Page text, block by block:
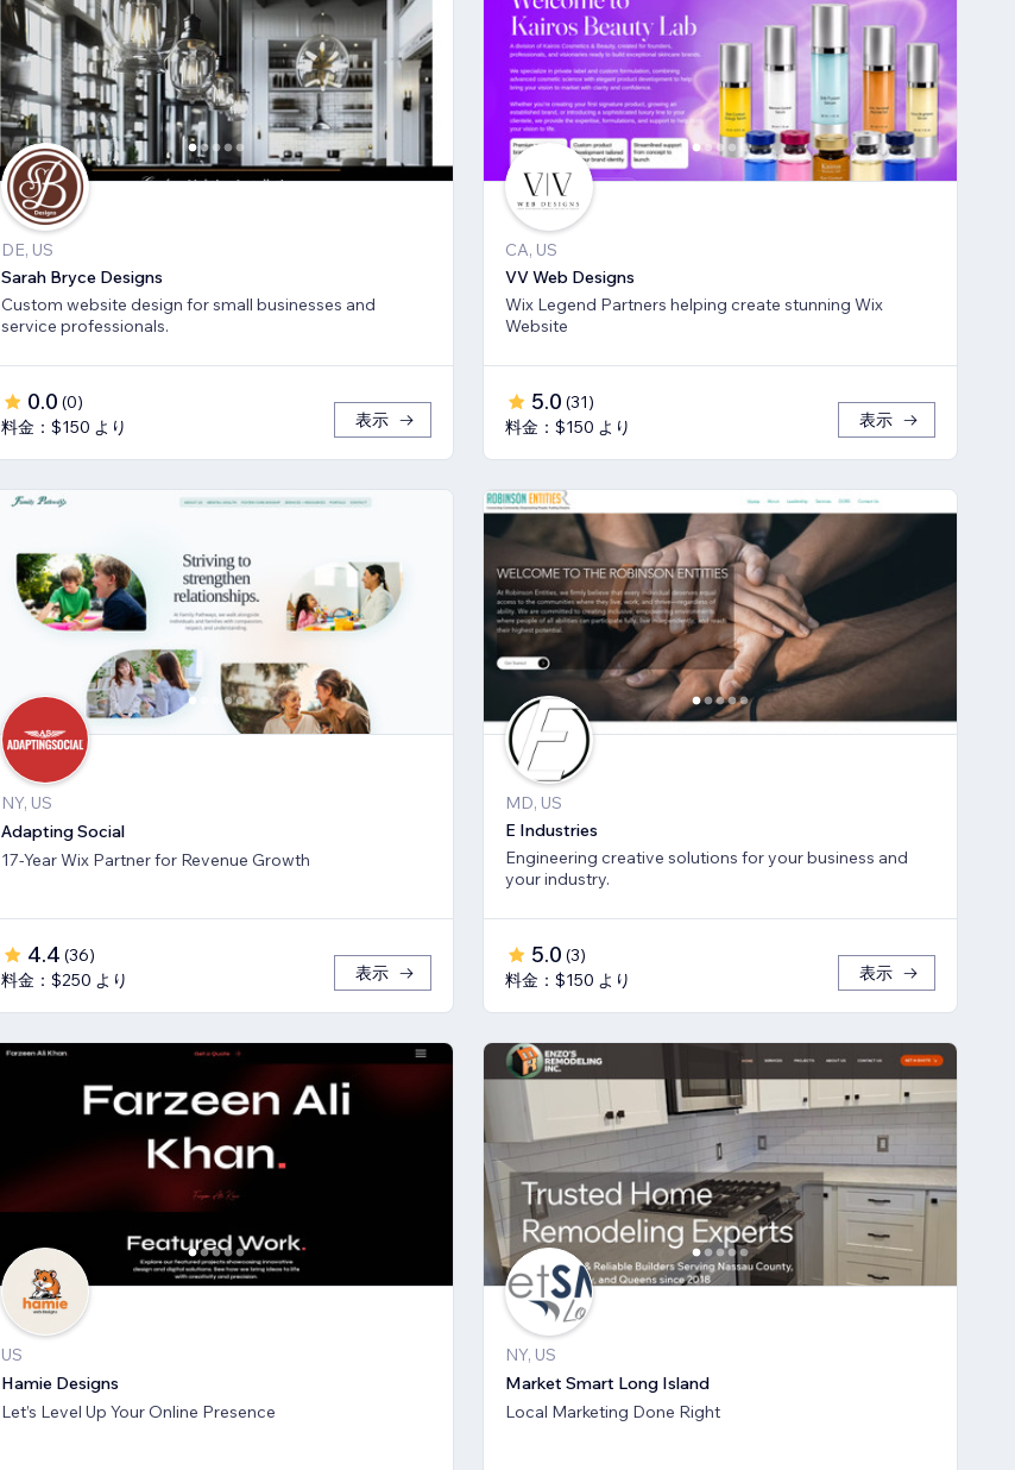
DE, US
Sarah Bryce Designs
Custom website design for small businesses and
service professionals.
0.0 (0)
料金：$150 より
表示
CA, US
VV Web Designs
Wix Legend Partners helping create stunning Wix
Website
5.0 (31)
料金：$150 より
表示
NY, US
Adapting Social
17-Year Wix Partner for Revenue Growth
4.4 (36)
料金：$250 より
表示
MD, US
E Industries
Engineering creative solutions for your business and
your industry.
5.0 (3)
料金：$150 より
表示
US
Hamie Designs
Let’s Level Up Your Online Presence
NY, US
Market Smart Long Island
Local Marketing Done Right